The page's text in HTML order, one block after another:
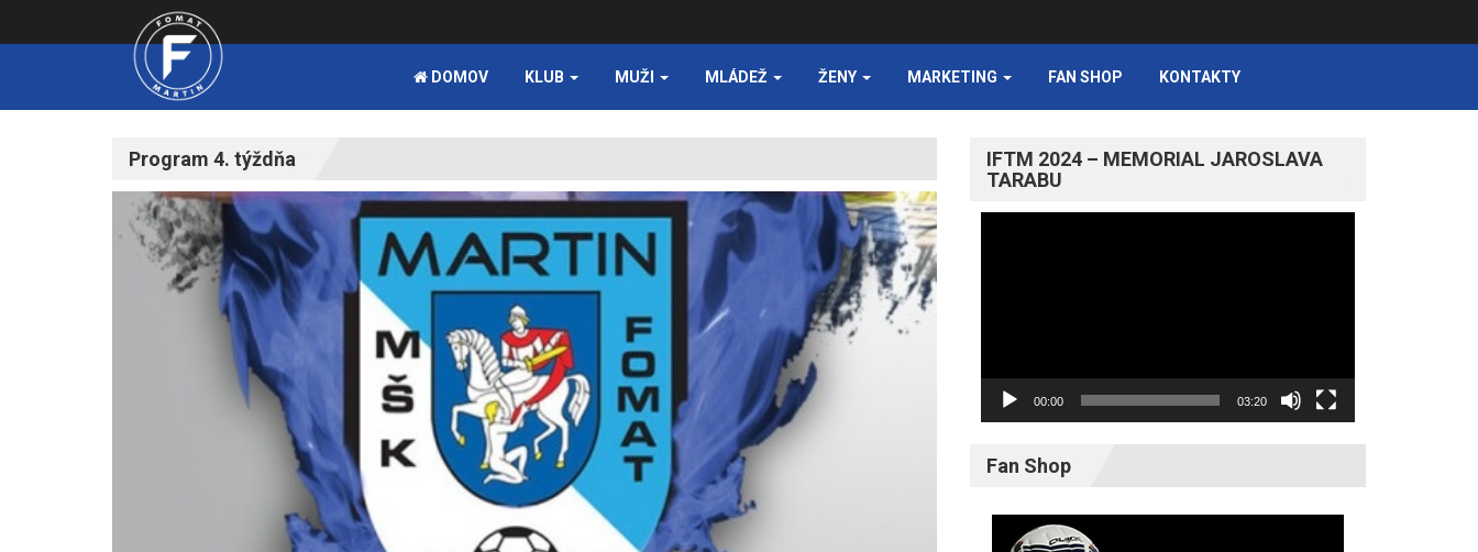
DOMOV KLUB MUŽI MLÁDEŽ ŽENY MARKETING FAN SHOP KONTAKTY
Program 4. týždňa
IFTM 2024 – MEMORIAL JAROSLAVA
TARABU
00:00 03:20
Fan Shop